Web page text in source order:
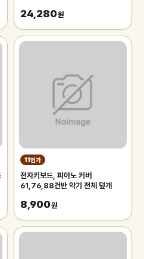
24,280원
11번가
전자키보드, 피아노 커버
61,76,88건반 악기 전체 덮개
8,900원